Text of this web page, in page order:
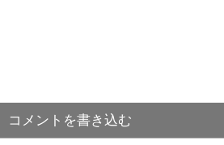
コメントを書き込む